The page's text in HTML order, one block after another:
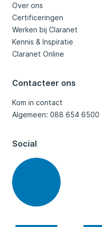
Over ons
Certificeringen
Werken bij Claranet
Kennis & Inspiratie
Claranet Online
Contacteer ons
Kom in contact
Algemeen: 088 654 6500
Social